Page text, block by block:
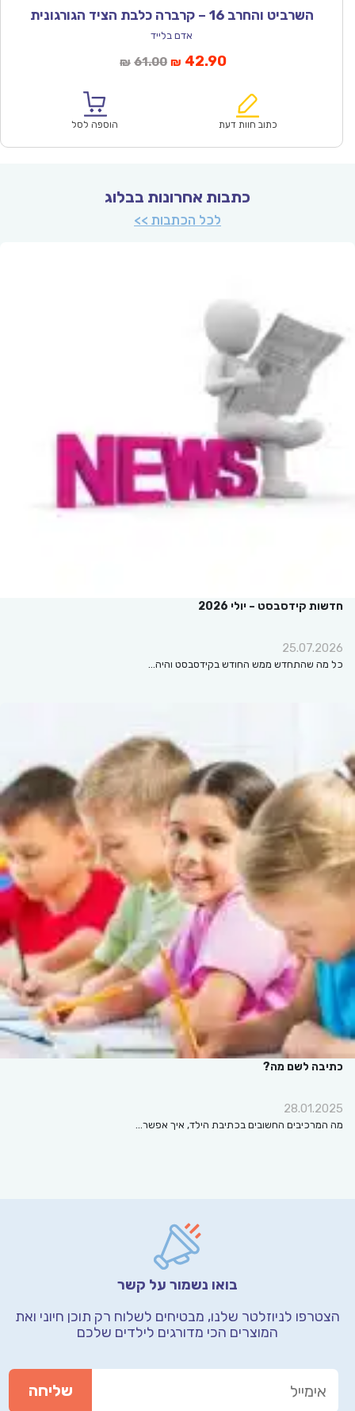
השרביט והחרב 16 – קרברה כלבת הציד הגורגונית
אדם בלייד
₪ 61.00המחיר
₪61.00.
₪ 42.90
הוא:
כתוב חוות דעת הוספה לסל
כתבות אחרונות בבלוג
לכל הכתבות >>
קידסבסט – יולי 2026
שהתחדש ממש החודש בקידסבסט והיה…
לשם מה?
החשובים בכתיבת הילד, איך אפשר…
בואו נשמור על קשר
לניוזלטר שלנו, מבטיחים לשלוח רק תוכן חיוני ואת
המוצרים הכי מדורגים לילדים שלכם